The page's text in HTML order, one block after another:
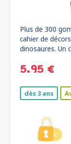
Plus de 300
cahier de
dinosaures. Un
5.95 €
dès 3 ans